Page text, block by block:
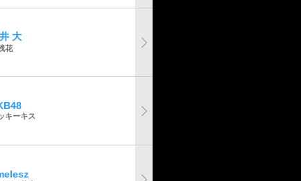
大
花
キーキス